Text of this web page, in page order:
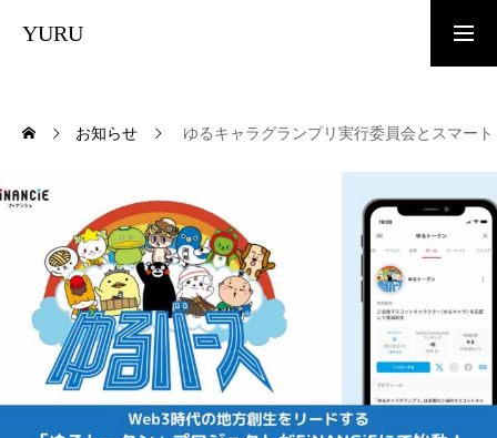
YURU
お知らせ
YURU COINとは？
トークノミクス
お知らせ ゆるキャラグランプリ実行委員会とスマー